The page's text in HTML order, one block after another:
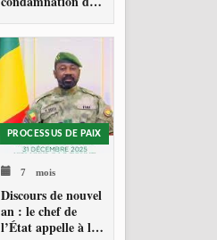
américaine au
Venezuela
PROCESSUS DE PAIX
7 mois
Discours de nouvel
an : le chef de
l’État appelle à la